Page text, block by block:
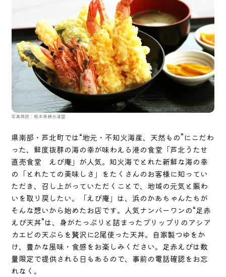
写真提供：熊本県観光連盟
県南部・芦北町では“地元・不知火海産、天然もの”にこだわ
った、鮮度抜群の海の幸が味わえる港の食堂「芦北うたせ
直売食堂 えび庵」が人気。知火海でとれた新鮮な海の幸
の「とれたての美味しさ」をたくさんのお客様に知ってい
ただき、召し上がっていただくことで、地域の元気と賑わ
いを取り戻したい。「えび庵」は、浜のかあちゃんたちが
そんな想いから始めたお店です。人気ナンバーワンの“足赤
えび天丼”は、身がたっぷりと詰まったプリップリのアシア
カエビの天ぷらを贅沢に2尾使った天丼。自家製つゆをか
け、豊かな風味・食感をお楽しみください。足赤えびは数
量限定で提供される日もあるので、事前の電話確認をお忘
れなく。